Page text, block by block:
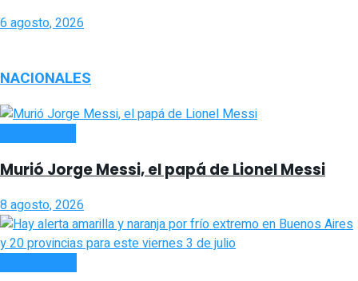
6 agosto, 2026
NACIONALES
Murió Jorge Messi, el papá de Lionel Messi
8 agosto, 2026